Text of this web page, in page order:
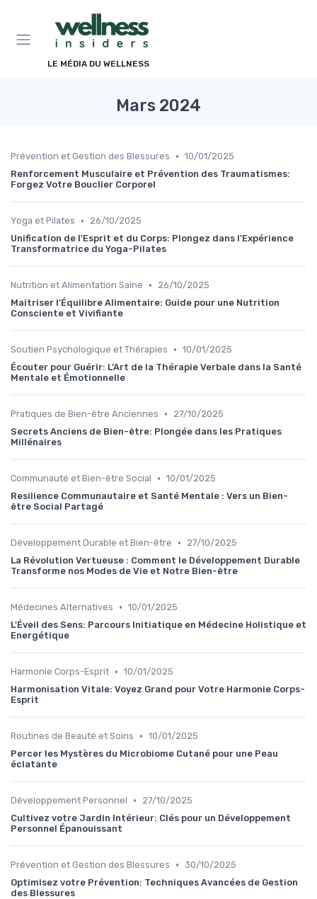
LE MÉDIA DU WELLNESS
Mars 2024
Prévention et Gestion des Blessures • 10/01/2025
Renforcement Musculaire et Prévention des Traumatismes:
Forgez Votre Bouclier Corporel
Yoga et Pilates •
26/10/2025
Unification de l'Esprit et du Corps: Plongez dans l'Expérience
Transformatrice du Yoga-Pilates
Nutrition et Alimentation Saine •
26/10/2025
Maîtriser l'Équilibre Alimentaire: Guide pour une Nutrition
Consciente et Vivifiante
Soutien Psychologique et Thérapies • 10/01/2025
Écouter pour Guérir: L'Art de la Thérapie Verbale dans la Santé
Mentale et Émotionnelle
Pratiques de Bien-être Anciennes •
27/10/2025
Secrets Anciens de Bien-être: Plongée dans les Pratiques
Millénaires
Communauté et Bien-être Social • 10/01/2025
Resilience Communautaire et Santé Mentale : Vers un Bien-
être Social Partagé
Développement Durable et Bien-être •
27/10/2025
La Révolution Vertueuse : Comment le Développement Durable
Transforme nos Modes de Vie et Notre Bien-être
Médecines Alternatives • 10/01/2025
L'Éveil des Sens: Parcours Initiatique en Médecine Holistique et
Energétique
Harmonie Corps-Esprit • 10/01/2025
Harmonisation Vitale: Voyez Grand pour Votre Harmonie Corps-
Esprit
Routines de Beauté et Soins • 10/01/2025
Percer les Mystères du Microbiome Cutané pour une Peau
éclatante
Développement Personnel •
27/10/2025
Cultivez votre Jardin Intérieur: Clés pour un Développement
Personnel Épanouissant
Prévention et Gestion des Blessures • 30/10/2025
Optimisez votre Prévention: Techniques Avancées de Gestion
des Blessures